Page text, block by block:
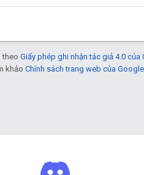
theo Giấy phép ghi nhận tác giả 4.0 của
khảo Chính sách trang web của